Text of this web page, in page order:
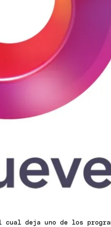
deja uno de los